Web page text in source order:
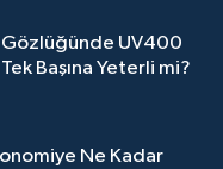
Gözlüğünde UV400
Başına Yeterli mi?
Ne Kadar